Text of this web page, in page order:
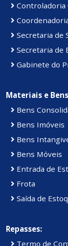
Controladoria
Secretaria de
Secretaria de
Gabinete do
Materiais e
Bens
Bens Imóveis
Bens
Bens Móveis
Entrada de
Frota
Saída de
Repasses:
Termo de